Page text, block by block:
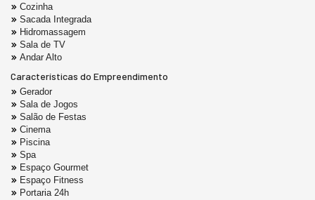
Cozinha
Sacada Integrada
Hidromassagem
Sala de TV
Andar Alto
Características do Empreendimento
Gerador
Sala de Jogos
Salão de Festas
Cinema
Piscina
Spa
Espaço Gourmet
Espaço Fitness
Portaria 24h